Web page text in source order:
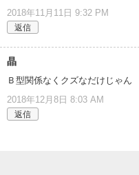
2018年11月11日 9:32 PM
返信
晶
Ｂ型関係なくクズなだけじゃん
2018年12月8日 8:03 AM
返信